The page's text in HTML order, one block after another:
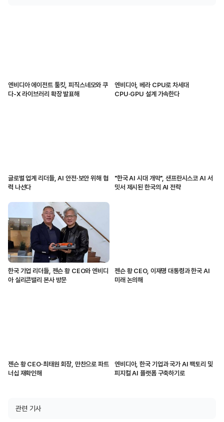
엔비디아 에이전트 툴킷, 피직스네모와 쿠
다-X 라이브러리 확장 발표해
엔비디아, 베라 CPU로 차세대
CPU·GPU 설계 가속한다
글로벌 업계 리더들, AI 안전·보안 위해 협
력 나선다
"한국 AI 시대 개막", 샌프란시스코 AI 서
밋서 제시된 한국의 AI 전략
한국 기업 리더들, 젠슨 황 CEO와 엔비디
아 실리콘밸리 본사 방문
젠슨 황 CEO, 이재명 대통령과 한국 AI
미래 논의해
젠슨 황 CEO·최태원 회장, 만찬으로 파트
너십 재확인해
엔비디아, 한국 기업과 국가 AI 팩토리 및
피지컬 AI 플랫폼 구축하기로
관련 기사